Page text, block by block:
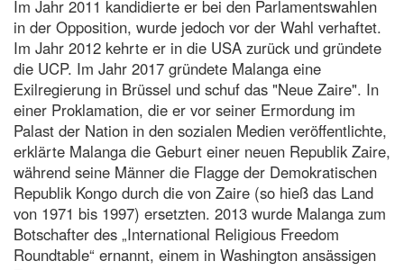
Im Jahr 2011 kandidierte er bei den Parlamentswahlen
in der Opposition, wurde jedoch vor der Wahl verhaftet.
Im Jahr 2012 kehrte er in die USA zurück und gründete
die UCP. Im Jahr 2017 gründete Malanga eine
Exilregierung in Brüssel und schuf das "Neue Zaire". In
einer Proklamation, die er vor seiner Ermordung im
Palast der Nation in den sozialen Medien veröffentlichte,
erklärte Malanga die Geburt einer neuen Republik Zaire,
während seine Männer die Flagge der Demokratischen
Republik Kongo durch die von Zaire (so hieß das Land
von 1971 bis 1997) ersetzten. 2013 wurde Malanga zum
Botschafter des „International Religious Freedom
Roundtable“ ernannt, einem in Washington ansässigen